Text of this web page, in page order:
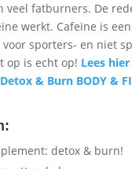
veel fatburners. De
werkt. Cafeïne is
sporters- en niet
op is echt op! Lees
& Burn BODY &
detox & burn!